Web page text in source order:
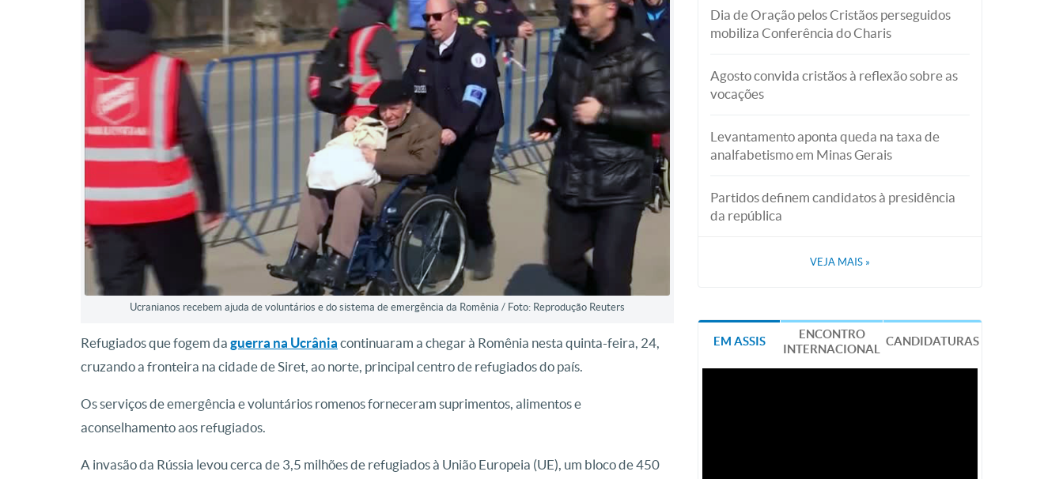
Ucranianos recebem ajuda de voluntários e do sistema de emergência da Romênia / Foto: Reprodução Reuters
Refugiados que fogem da guerra na Ucrânia continuaram a chegar à Romênia nesta quinta-feira, 24,
cruzando a fronteira na cidade de Siret, ao norte, principal centro de refugiados do país.
Os serviços de emergência e voluntários romenos forneceram suprimentos, alimentos e
aconselhamento aos refugiados.
A invasão da Rússia levou cerca de 3,5 milhões de refugiados à União Europeia (UE), um bloco de 450
Dia de Oração pelos Cristãos perseguidos
mobiliza Conferência do Charis
Agosto convida cristãos à reflexão sobre as
vocações
Levantamento aponta queda na taxa de
analfabetismo em Minas Gerais
Partidos definem candidatos à presidência
da república
VEJA MAIS »
EM ASSIS
ENCONTRO
INTERNACIONAL
CANDIDATURAS